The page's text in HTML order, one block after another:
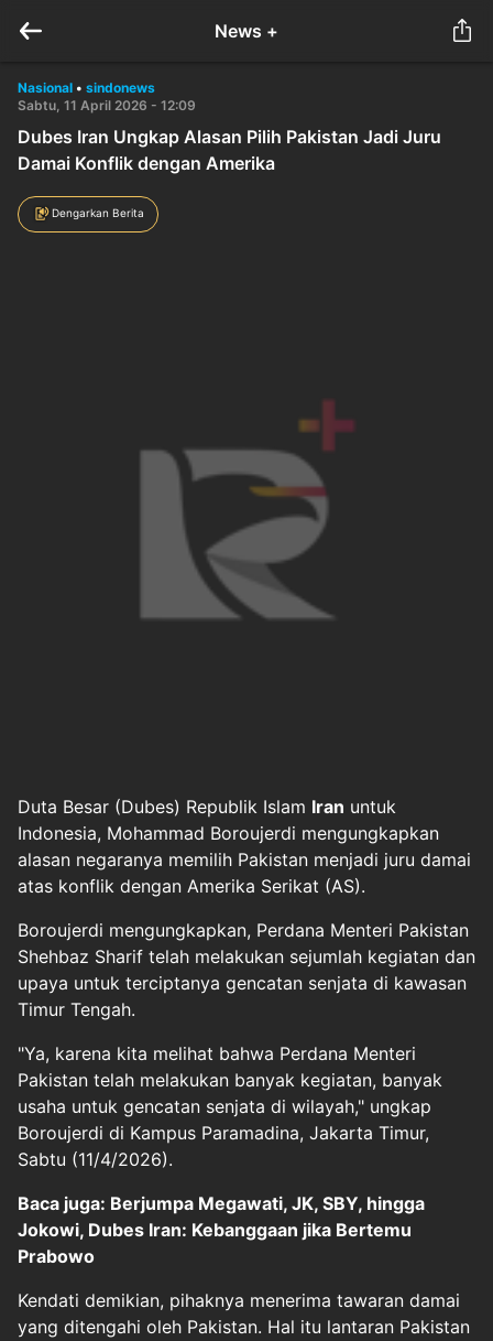
News +
Nasional • sindonews
Sabtu, 11 April 2026 - 12:09
Dubes Iran Ungkap Alasan Pilih Pakistan Jadi Juru
Damai Konflik dengan Amerika
Dengarkan Berita
Duta Besar (Dubes) Republik Islam Iran untuk
Indonesia, Mohammad Boroujerdi mengungkapkan
alasan negaranya memilih Pakistan menjadi juru damai
atas konflik dengan Amerika Serikat (AS).
Boroujerdi mengungkapkan, Perdana Menteri Pakistan
Shehbaz Sharif telah melakukan sejumlah kegiatan dan
upaya untuk terciptanya gencatan senjata di kawasan
Timur Tengah.
"Ya, karena kita melihat bahwa Perdana Menteri
Pakistan telah melakukan banyak kegiatan, banyak
usaha untuk gencatan senjata di wilayah," ungkap
Boroujerdi di Kampus Paramadina, Jakarta Timur,
Sabtu (11/4/2026).
Baca juga: Berjumpa Megawati, JK, SBY, hingga
Jokowi, Dubes Iran: Kebanggaan jika Bertemu
Prabowo
Kendati demikian, pihaknya menerima tawaran damai
yang ditengahi oleh Pakistan. Hal itu lantaran Pakistan